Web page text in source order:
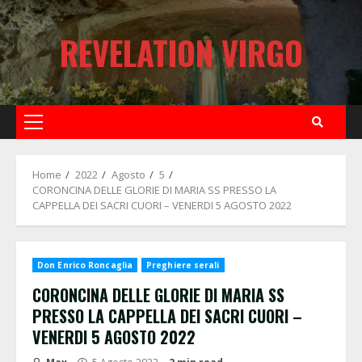
Skip
to
content
REVELATION VIRGO
Primary
Home 2022 Agosto
5
CORONCINA DELLE GLORIE DI MARIA SS PRESSO LA
CAPPELLA DEI SACRI CUORI – VENERDI 5 AGOSTO 2022
Don Enrico Roncaglia Preghiere serali
CORONCINA DELLE GLORIE DI MARIA SS
PRESSO LA CAPPELLA DEI SACRI CUORI –
VENERDI 5 AGOSTO 2022